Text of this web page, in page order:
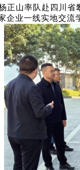
正山率队赴四川
企业一线实地交流